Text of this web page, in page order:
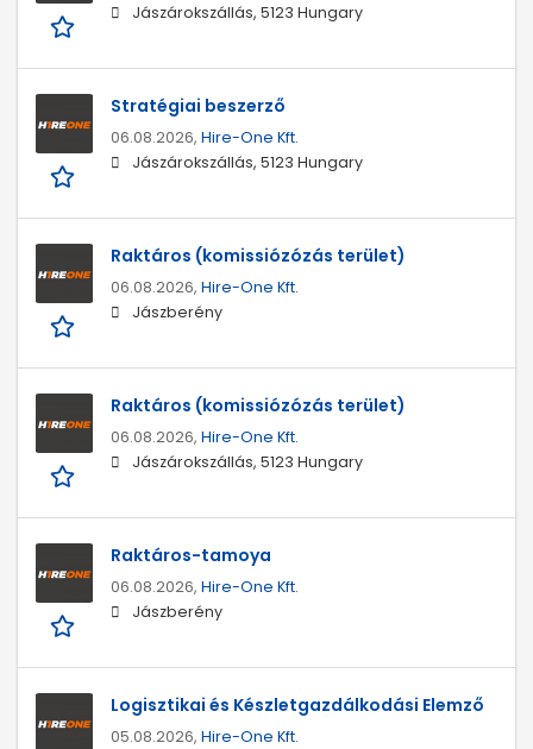
Jászárokszállás, 5123 Hungary
Stratégiai beszerző
06.08.2026, Hire-One Kft.
Jászárokszállás, 5123 Hungary
Raktáros (komissiózózás terület)
06.08.2026, Hire-One Kft.
Jászberény
Raktáros (komissiózózás terület)
06.08.2026, Hire-One Kft.
Jászárokszállás, 5123 Hungary
Raktáros-tamoya
06.08.2026, Hire-One Kft.
Jászberény
Logisztikai és Készletgazdálkodási Elemző
05.08.2026, Hire-One Kft.